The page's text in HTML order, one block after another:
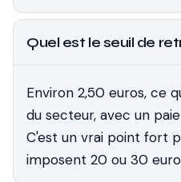
Quel est le seuil de
Environ 2,50 euros, ce
du secteur, avec un
C'est un vrai point fort
imposent 20 ou 30